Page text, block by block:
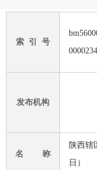
索 引 号
发布机构
名 称
陕西辖
日）